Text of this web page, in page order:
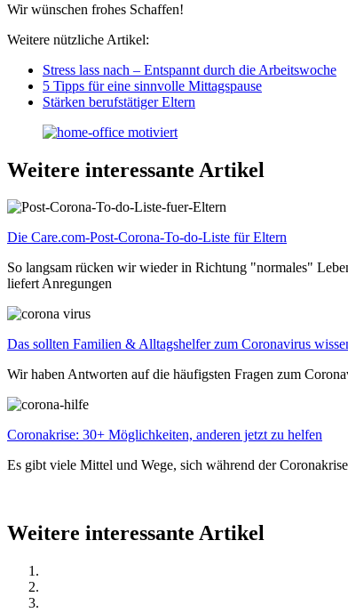
Wir wünschen frohes Schaffen!
Weitere nützliche Artikel:
Stress lass nach – Entspannt durch die Arbeitswoche
5 Tipps für eine sinnvolle Mittagspause
Stärken berufstätiger Eltern
Weitere interessante Artikel
Die Care.com-Post-Corona-To-do-Liste für Eltern
So langsam rücken wir wieder in Richtung "normales"
liefert Anregungen
Das sollten Familien & Alltagshelfer zum Coronavirus
Wir haben Antworten auf die häufigsten Fragen zum
Coronakrise: 30+ Möglichkeiten, anderen jetzt zu helfen
Es gibt viele Mittel und Wege, sich während der
Weitere interessante Artikel